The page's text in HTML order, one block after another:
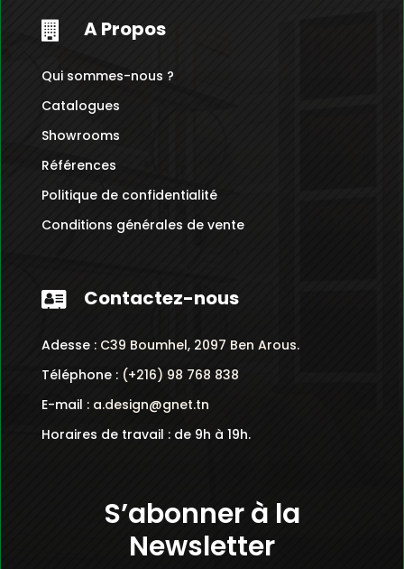
 A Propos
Qui sommes-nous ?
Catalogues
Showrooms
Références
Politique de confidentialité
Conditions générales de vente
 Contactez-nous
Adesse : C39 Boumhel, 2097 Ben Arous.
Téléphone :(+216) 98 768 838
E-mail : a.design@gnet.tn
Horaires de travail : de 9h à 19h.
S’abonner à la
Newsletter